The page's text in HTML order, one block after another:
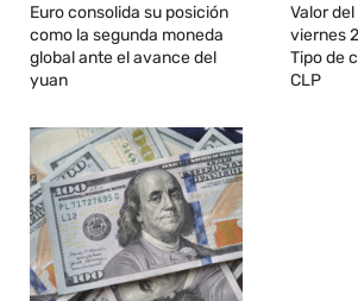
Euro consolida su posición
como la segunda moneda
global ante el avance del
yuan
Valor
viernes
Tipo de
CLP